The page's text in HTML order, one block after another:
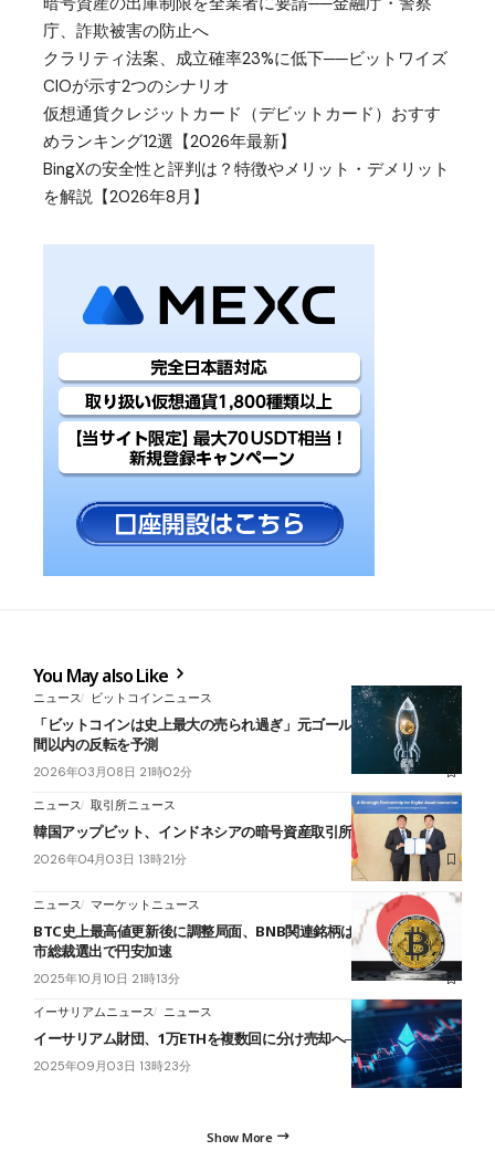
庁、詐欺被害の防止へ
クラリティ法案、成立確率23%に低下──ビットワイズ
CIOが示す2つのシナリオ
仮想通貨クレジットカード（デビットカード）おすす
めランキング12選【2026年最新】
BingXの安全性と評判は？特徴やメリット・デメリット
を解説【2026年8月】
You May also Like
ニュース ビットコインニュース
「ビットコインは史上最大の売られ過ぎ」元ゴールドマン幹部──2週
間以内の反転を予測
2026年03月08日 21時02分
ニュース 取引所ニュース
韓国アップビット、インドネシアの暗号資産取引所ICExと提携
2026年04月03日 13時21分
ニュース マーケットニュース
BTC史上最高値更新後に調整局面、BNB関連銘柄は5000%上昇──高
市総裁選出で円安加速
2025年10月10日 21時13分
イーサリアムニュース ニュース
イーサリアム財団、1万ETHを複数回に分け売却へ──9月中に実施
2025年09月03日 13時23分
Show More